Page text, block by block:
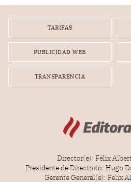
TARIFAS
PUBLICIDAD WEB
TRANSPARENCIA
Director(e): Félix
Presidente de Directorio: Hugo
Gerente General(e): Félix